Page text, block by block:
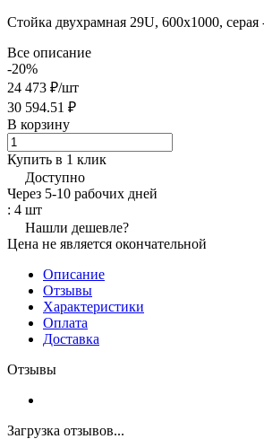
Стойка двухрамная 29U, 600x1000,
Все описание
-20%
24 473 ₽/шт
30 594.51 ₽
В корзину
Купить в 1 клик
Доступно
Через 5-10 рабочих дней
: 4 шт
Нашли дешевле?
Цена не является окончательной
Описание
Отзывы
Характеристики
Оплата
Доставка
Отзывы
Загрузка отзывов...